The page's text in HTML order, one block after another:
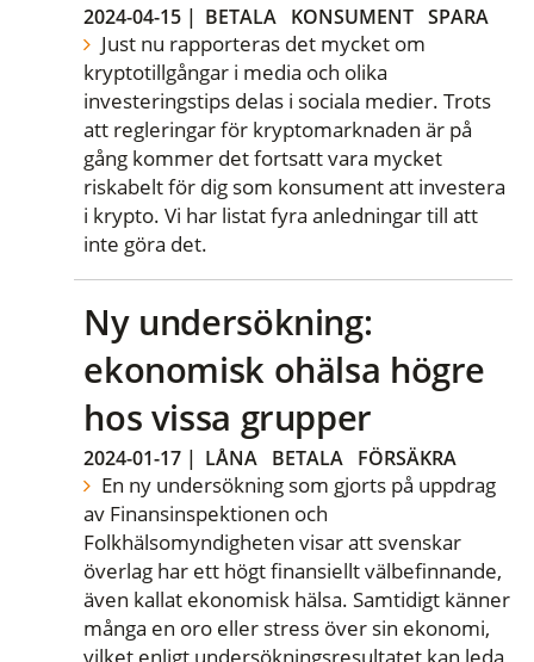
2024-04-15 | BETALA KONSUMENT SPARA
Just nu rapporteras det mycket om
kryptotillgångar i media och olika
investeringstips delas i sociala medier. Trots
att regleringar för kryptomarknaden är på
gång kommer det fortsatt vara mycket
riskabelt för dig som konsument att investera
i krypto. Vi har listat fyra anledningar till att
inte göra det.
Ny undersökning:
ekonomisk ohälsa högre
hos vissa grupper
2024-01-17 | LÅNA BETALA FÖRSÄKRA
En ny undersökning som gjorts på uppdrag
av Finansinspektionen och
Folkhälsomyndigheten visar att svenskar
överlag har ett högt finansiellt välbefinnande,
även kallat ekonomisk hälsa. Samtidigt känner
många en oro eller stress över sin ekonomi,